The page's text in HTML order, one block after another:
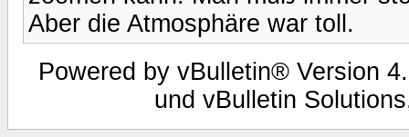
Aber die Atmosphäre war toll.
Powered by vBulletin® Version
und vBulletin